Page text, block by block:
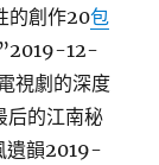
的創作20包
12-
視劇的深度
的江南秘
遺韻2019-